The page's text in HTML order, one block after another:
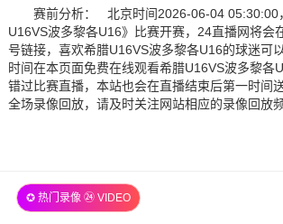
赛前分析： 北京时间2026-06-04 05:30:00
U16VS波多黎各U16》比赛开赛，24直播网将会
号链接，喜欢希腊U16VS波多黎各U16的球迷可
时间在本页面免费在线观看希腊U16VS波多黎各
错过比赛直播，本站也会在直播结束后第一时间
全场录像回放，请及时关注网站相应的录像回放频
✪ 热门录像 ㉔ VIDEO